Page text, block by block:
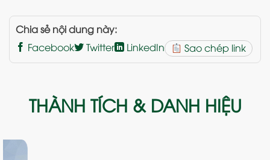
Chia sẻ nội dung này:
Facebook
Twitter LinkedIn Sao chép link
THÀNH TÍCH & DANH HIỆU